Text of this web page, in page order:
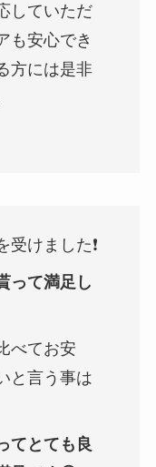
していただ
も安心でき
方には是非
けました❗
って満足し
べてお安
と言う事は
てとても良